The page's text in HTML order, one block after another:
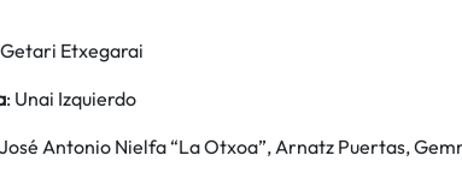
Getari Etxegarai
: Unai Izquierdo
Antonio Nielfa “La Otxoa”, Arnatz Puertas,